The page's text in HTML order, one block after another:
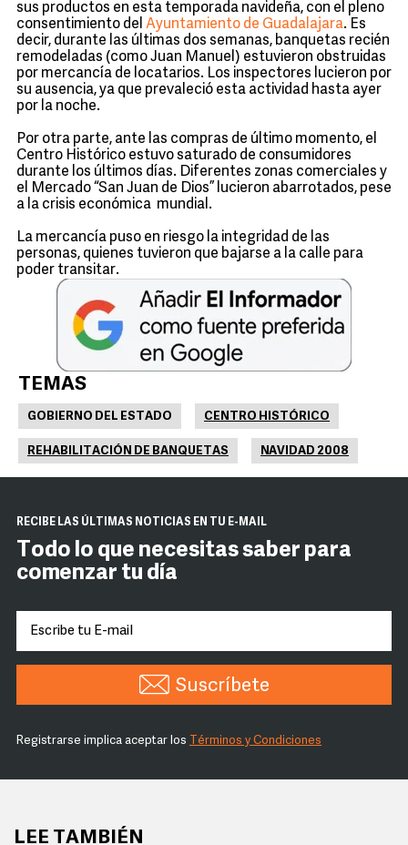
sus productos en esta temporada navideña, con el pleno
consentimiento del Ayuntamiento de Guadalajara. Es
decir, durante las últimas dos semanas, banquetas recién
remodeladas (como Juan Manuel) estuvieron obstruidas
por mercancía de locatarios. Los inspectores lucieron por
su ausencia, ya que prevaleció esta actividad hasta ayer
por la noche.
Por otra parte, ante las compras de último momento, el
Centro Histórico estuvo saturado de consumidores
durante los últimos días. Diferentes zonas comerciales y
el Mercado “San Juan de Dios” lucieron abarrotados, pese
a la crisis económica mundial.
La mercancía puso en riesgo la integridad de las
personas, quienes tuvieron que bajarse a la calle para
poder transitar.
TEMAS
GOBIERNO DEL ESTADO CENTRO HISTÓRICO
REHABILITACIÓN DE BANQUETAS NAVIDAD 2008
RECIBE LAS ÚLTIMAS NOTICIAS EN TU E-MAIL
Todo lo que necesitas saber para
comenzar tu día
Suscríbete
Registrarse implica aceptar los Términos y Condiciones
LEE TAMBIÉN